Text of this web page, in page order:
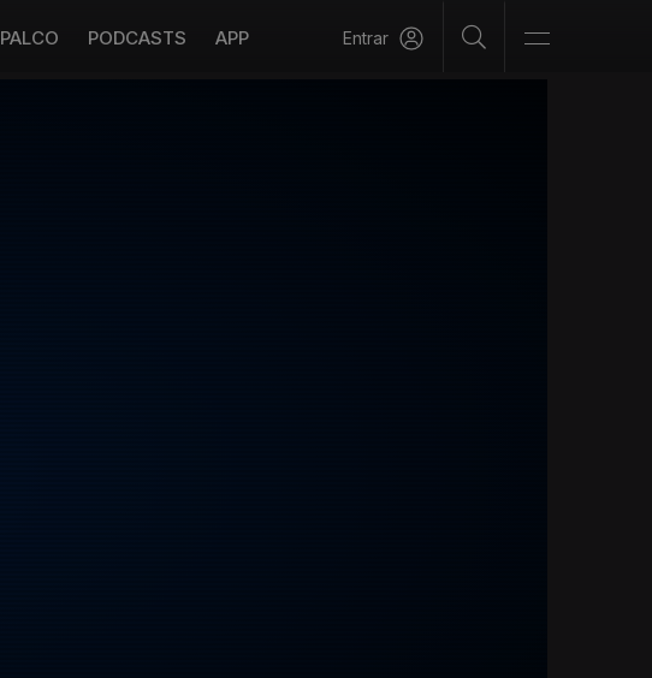
PALCO PODCASTS APP Entrar